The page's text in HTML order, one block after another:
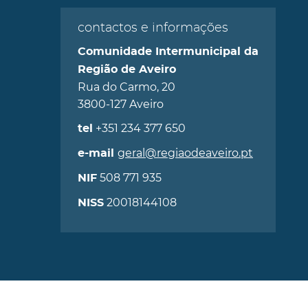
contactos e informações
Comunidade Intermunicipal da
Região de Aveiro
Rua do Carmo, 20
3800-127 Aveiro
tel +351 234 377 650
e-mail geral@regiaodeaveiro.pt
NIF508 771 935
NISS20018144108